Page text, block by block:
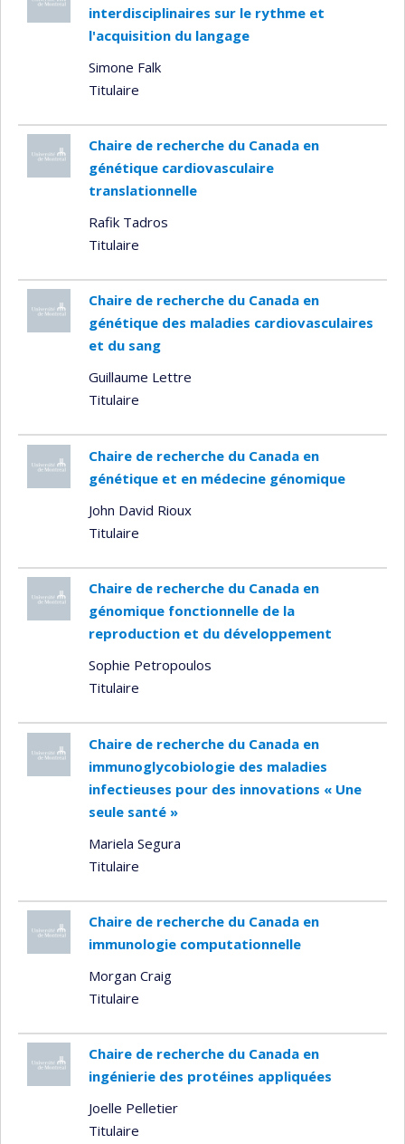
interdisciplinaires sur le rythme et
l'acquisition du langage
Simone Falk
Titulaire
Chaire de recherche du Canada en
génétique cardiovasculaire
translationnelle
Rafik Tadros
Titulaire
Chaire de recherche du Canada en
génétique des maladies cardiovasculaires
et du sang
Guillaume Lettre
Titulaire
Chaire de recherche du Canada en
génétique et en médecine génomique
John David Rioux
Titulaire
Chaire de recherche du Canada en
génomique fonctionnelle de la
reproduction et du développement
Sophie Petropoulos
Titulaire
Chaire de recherche du Canada en
immunoglycobiologie des maladies
infectieuses pour des innovations « Une
seule santé »
Mariela Segura
Titulaire
Chaire de recherche du Canada en
immunologie computationnelle
Morgan Craig
Titulaire
Chaire de recherche du Canada en
ingénierie des protéines appliquées
Joelle Pelletier
Titulaire